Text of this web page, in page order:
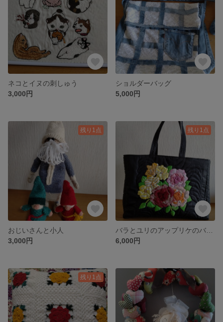
ネコとイヌの刺しゅう
3,000円
ショルダーバッグ
5,000円
残り1点
おじいさんと小人
3,000円
残り1点
6,000円
残り1点